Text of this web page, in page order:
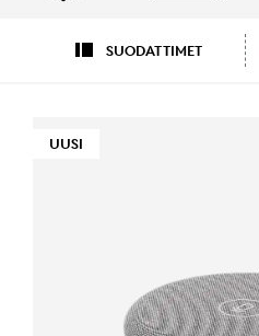
SUODATTIMET
UUSI